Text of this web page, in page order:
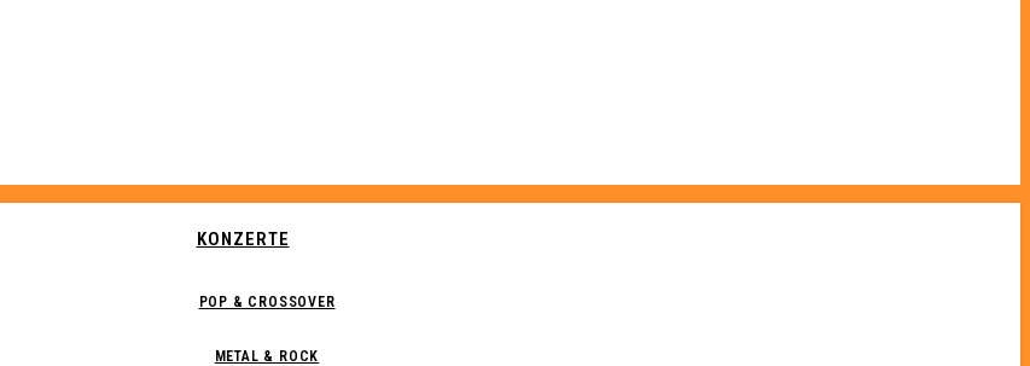
KONZERTE
POP & CROSSOVER
METAL & ROCK